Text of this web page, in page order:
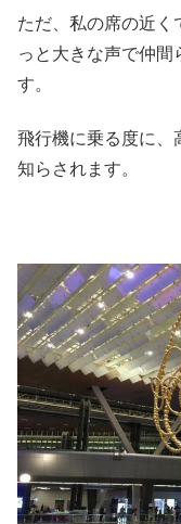
ただ、私の席の近く
っと大きな声で仲
す。
飛行機に乗る度に、
知らされます。